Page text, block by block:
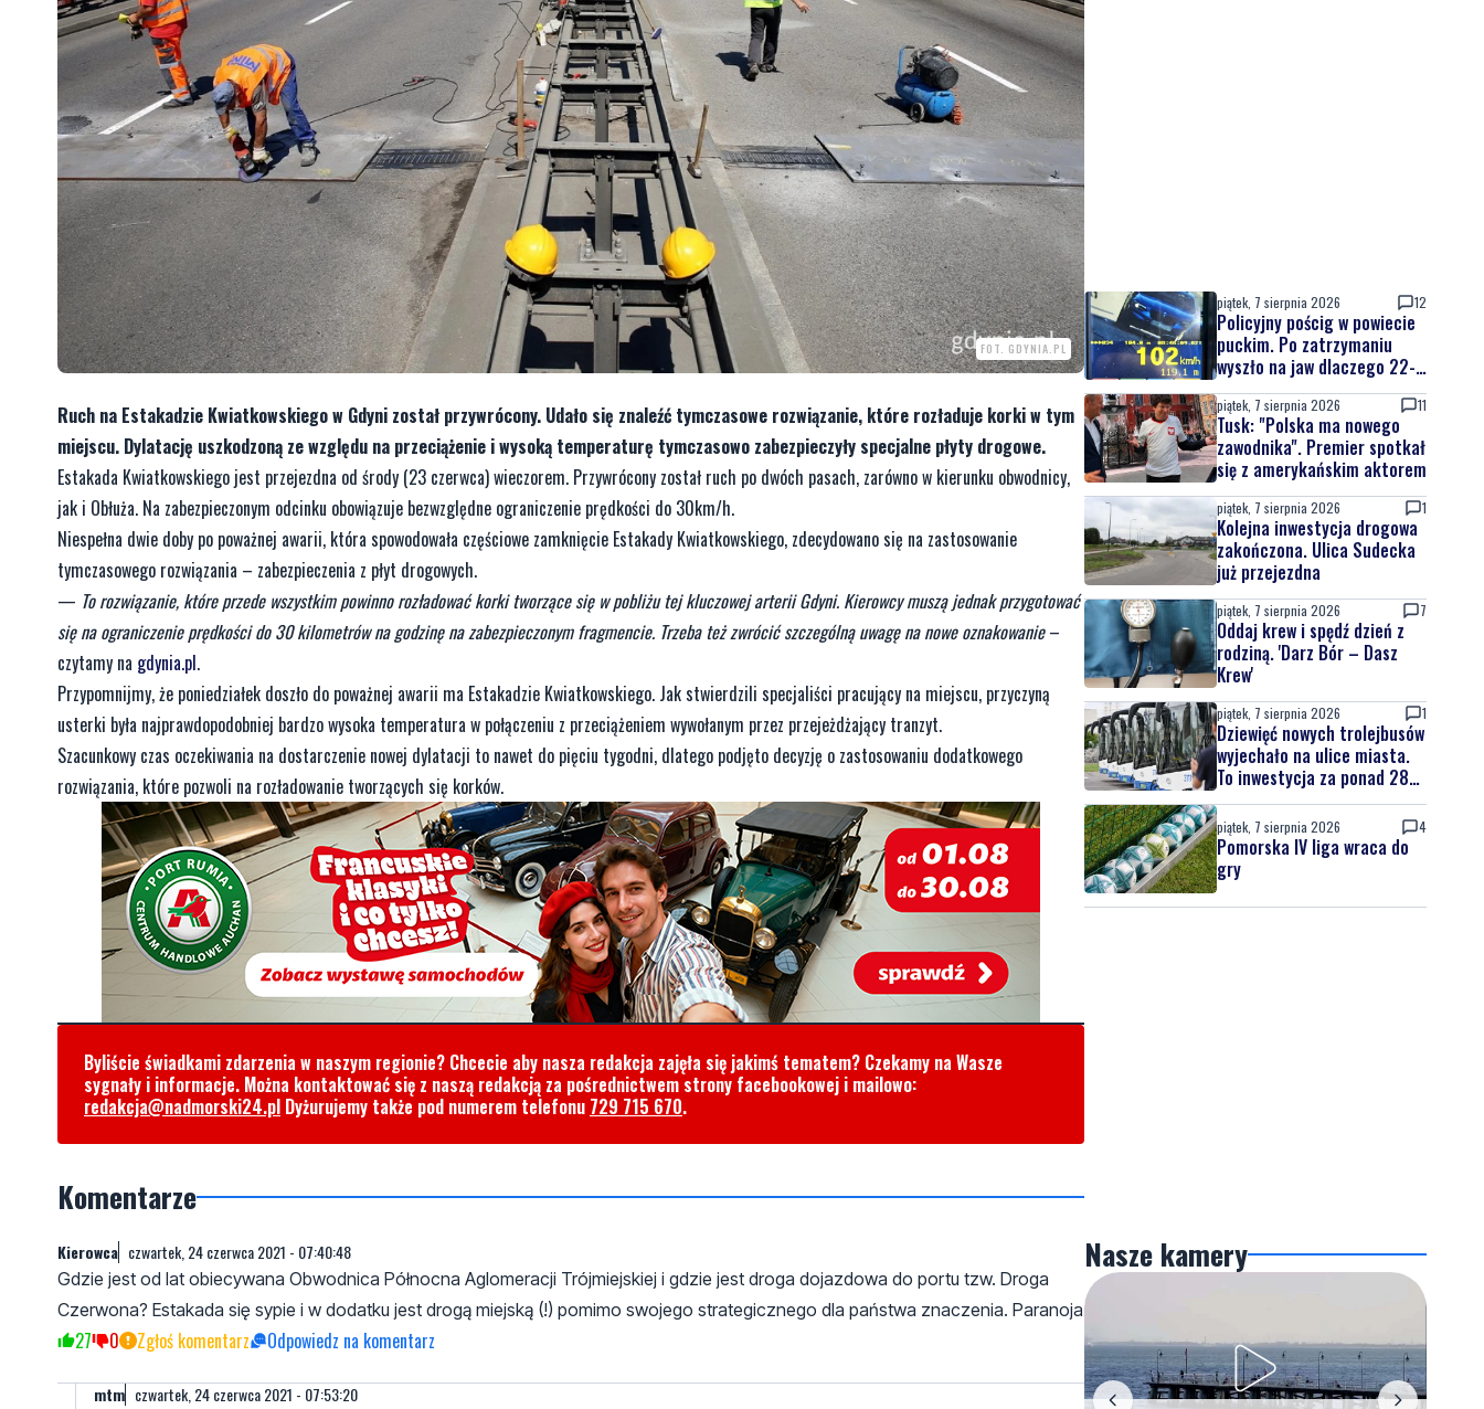
FOT. GDYNIA.PL
Ruch na Estakadzie Kwiatkowskiego w Gdyni został przywrócony. Udało się znaleźć tymczasowe rozwiązanie, które rozładuje korki w tym
miejscu. Dylatację uszkodzoną ze względu na przeciążenie i wysoką temperaturę tymczasowo zabezpieczyły specjalne płyty drogowe.
Estakada Kwiatkowskiego jest przejezdna od środy (23 czerwca) wieczorem. Przywrócony został ruch po dwóch pasach, zarówno w kierunku obwodnicy,
jak i Obłuża. Na zabezpieczonym odcinku obowiązuje bezwzględne ograniczenie prędkości do 30km/h.
Niespełna dwie doby po poważnej awarii, która spowodowała częściowe zamknięcie Estakady Kwiatkowskiego, zdecydowano się na zastosowanie
tymczasowego rozwiązania – zabezpieczenia z płyt drogowych.
— To rozwiązanie, które przede wszystkim powinno rozładować korki tworzące się w pobliżu tej kluczowej arterii Gdyni. Kierowcy muszą jednak przygotować
się na ograniczenie prędkości do 30 kilometrów na godzinę na zabezpieczonym fragmencie. Trzeba też zwrócić szczególną uwagę na nowe oznakowanie–
czytamy na gdynia.pl.
Przypomnijmy, że poniedziałek doszło do poważnej awarii ma Estakadzie Kwiatkowskiego. Jak stwierdzili specjaliści pracujący na miejscu, przyczyną
usterki była najprawdopodobniej bardzo wysoka temperatura w połączeniu z przeciążeniem wywołanym przez przejeżdżający tranzyt.
Szacunkowy czas oczekiwania na dostarczenie nowej dylatacji to nawet do pięciu tygodni, dlatego podjęto decyzję o zastosowaniu dodatkowego
rozwiązania, które pozwoli na rozładowanie tworzących się korków.
Byliście świadkami zdarzenia w naszym regionie? Chcecie aby nasza redakcja zajęła się jakimś tematem? Czekamy na Wasze
sygnały i informacje. Można kontaktować się z naszą redakcją za pośrednictwem strony facebookowej i mailowo:
redakcja@nadmorski24.pl Dyżurujemy także pod numerem telefonu 729 715 670.
Komentarze
Kierowca czwartek, 24 czerwca 2021 - 07:40:48
Gdzie jest od lat obiecywana Obwodnica Północna Aglomeracji Trójmiejskiej i gdzie jest droga dojazdowa do portu tzw. Droga
Czerwona? Estakada się sypie i w dodatku jest drogą miejską (!) pomimo swojego strategicznego dla państwa znaczenia. Paranoja
27 0 Zgłoś komentarz Odpowiedz na komentarz
mtm czwartek, 24 czerwca 2021 - 07:53:20
piątek, 7 sierpnia 2026 12
Policyjny pościg w powiecie
puckim. Po zatrzymaniu
wyszło na jaw dlaczego 22-
latek uciekał
piątek, 7 sierpnia 2026 11
Tusk: "Polska ma nowego
zawodnika". Premier spotkał
się z amerykańskim aktorem
piątek, 7 sierpnia 2026 1
Kolejna inwestycja drogowa
zakończona. Ulica Sudecka
już przejezdna
piątek, 7 sierpnia 2026 7
Oddaj krew i spędź dzień z
rodziną. 'Darz Bór – Dasz
Krew'
piątek, 7 sierpnia 2026 1
Dziewięć nowych trolejbusów
wyjechało na ulice miasta.
To inwestycja za ponad 28
mln zł
piątek, 7 sierpnia 2026 4
Pomorska IV liga wraca do
gry
Nasze kamery